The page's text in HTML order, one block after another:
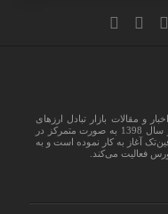
و مقالات بازار تبادل ارزهای
خارجی، اقتصاد دیجیتال، بلاکچین و رمزارزها، از سال 1398 به صورت متمرکز در
آغاز به کار نموده است و به
فعالیت می‌کند.